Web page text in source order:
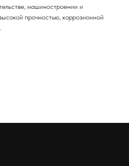
машиностроении и
прочностью, коррозионной